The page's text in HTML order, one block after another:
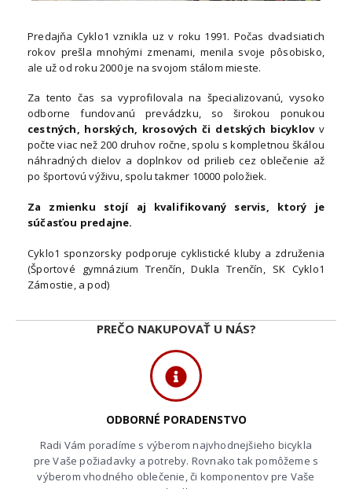
Predajňa Cyklo1 vznikla uz v roku 1991. Počas dvadsiatich
rokov prešla mnohými zmenami, menila svoje pôsobisko,
ale už od roku 2000 je na svojom stálom mieste.
Za tento čas sa vyprofilovala na špecializovanú, vysoko
odborne fundovanú prevádzku, so širokou ponukou
cestných, horských, krosových či detských bicyklovv
počte viac než 200 druhov ročne, spolu s kompletnou škálou
náhradných dielov a doplnkov od prilieb cez oblečenie až
po športovú výživu, spolu takmer 10000 položiek.
Za zmienku stojí aj kvalifikovaný servis, ktorý je
súčasťou predajne.
Cyklo1 sponzorsky podporuje cyklistické kluby a združenia
(Športové gymnázium Trenčín, Dukla Trenčín, SK Cyklo1
Zámostie, a pod)
PREČO NAKUPOVAŤ U NÁS?
ODBORNÉ PORADENSTVO
Radi Vám poradíme s výberom najvhodnejšieho bicykla
pre Vaše požiadavky a potreby. Rovnako tak pomôžeme s
výberom vhodného oblečenie, či komponentov pre Vaše